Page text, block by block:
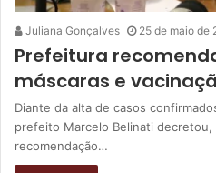
Juliana Gonçalves 25 de maio de
Prefeitura
máscaras e
Diante da alta de casos
prefeito Marcelo Belinati
recomendação…